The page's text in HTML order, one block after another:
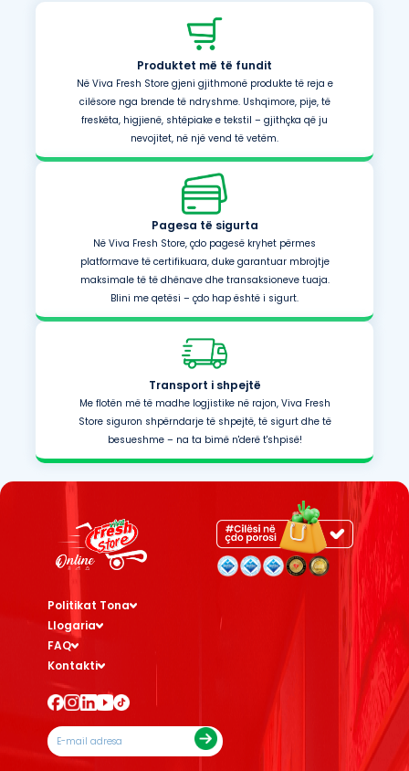
Produktet më të fundit
Në Viva Fresh Store gjeni gjithmonë produkte të reja e
cilësore nga brende të ndryshme. Ushqimore, pije, të
freskëta, higjienë, shtëpiake e tekstil – gjithçka që ju
nevojitet, në një vend të vetëm.
Pagesa të sigurta
Në Viva Fresh Store, çdo pagesë kryhet përmes
platformave të certifikuara, duke garantuar mbrojtje
maksimale të të dhënave dhe transaksioneve tuaja.
Blini me qetësi – çdo hap është i sigurt.
Transport i shpejtë
Me flotën më të madhe logjistike në rajon, Viva Fresh
Store siguron shpërndarje të shpejtë, të sigurt dhe të
besueshme – na ta bimë n'derë t'shpisë!
Politikat Tona
Llogaria
FAQ
Kontakti